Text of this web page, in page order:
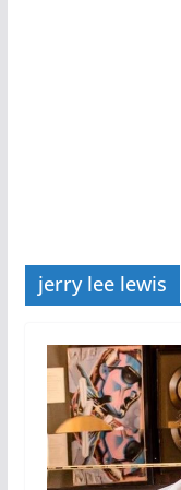
jerry lee lewis